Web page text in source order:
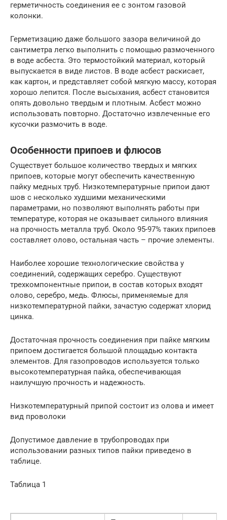
герметичность соединения ее с зонтом газовой
колонки.
Герметизацию даже большого зазора величиной до
сантиметра легко выполнить с помощью размоченного
в воде асбеста. Это термостойкий материал, который
выпускается в виде листов. В воде асбест раскисает,
как картон, и представляет собой мягкую массу, которая
хорошо лепится. После высыхания, асбест становится
опять довольно твердым и плотным. Асбест можно
использовать повторно. Достаточно извлеченные его
кусочки размочить в воде.
Особенности припоев и флюсов
Существует большое количество твердых и мягких
припоев, которые могут обеспечить качественную
пайку медных труб. Низкотемпературные припои дают
шов с несколько худшими механическими
параметрами, но позволяют выполнять работы при
температуре, которая не оказывает сильного влияния
на прочность металла труб. Около 95-97% таких припоев
составляет олово, остальная часть – прочие элементы.
Наиболее хорошие технологические свойства у
соединений, содержащих серебро. Существуют
трехкомпонентные припои, в состав которых входят
олово, серебро, медь. Флюсы, применяемые для
низкотемпературной пайки, зачастую содержат хлорид
цинка.
Достаточная прочность соединения при пайке мягким
припоем достигается большой площадью контакта
элементов. Для газопроводов используется только
высокотемпературная пайка, обеспечивающая
наилучшую прочность и надежность.
Низкотемпературный припой состоит из олова и имеет
вид проволоки
Допустимое давление в трубопроводах при
использовании разных типов пайки приведено в
таблице.
Таблица 1